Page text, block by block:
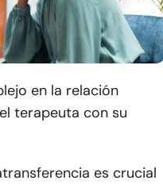
en la relación
terapeuta con su
es crucial